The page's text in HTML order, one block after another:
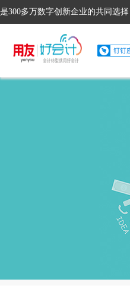
是300多万数字创新企业的共同选